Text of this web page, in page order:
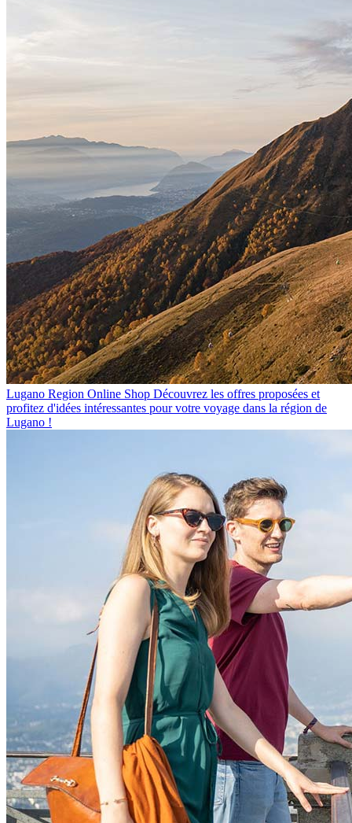
Lugano Region Online Shop Découvrez les offres proposées et
profitez d'idées intéressantes pour votre voyage dans la région de
Lugano !